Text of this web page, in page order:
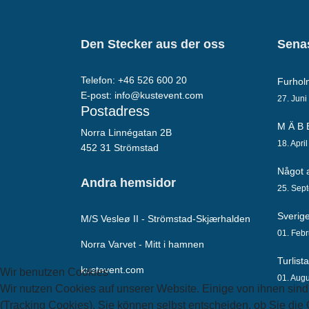
Den Stecker aus der oss
Telefon: +46 526 600 20
E-post: info@kustevent.com
Postadress
Norra Linnégatan 2B
452 31 Strömstad
Andra hemsidor
M/S Vesleø II - Strömstad-Skjærhalden
Norra Varvet - Mitt i hamnen
kustevent.com
27. Juni
M Ä B
18.
Något
25.
01.
01.
Wir benutzen Cookies
Wir nutzen Cookies auf unserer Website. Einige von ihnen
(Tracking Cookies). Sie können selbst entscheiden, ob Sie